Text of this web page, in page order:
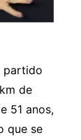
partido
de
51 anos,
que se